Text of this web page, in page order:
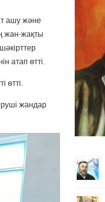
ашу және
жан-жақты
атап өтті.
өтті.
жандар